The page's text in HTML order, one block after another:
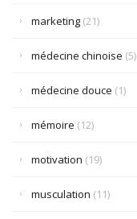
marketing (21)
médecine chinoise (5)
médecine douce (1)
mémoire (12)
motivation (19)
musculation (11)